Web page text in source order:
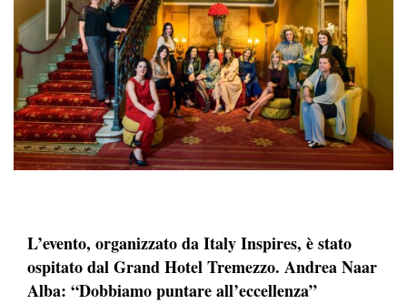
L’evento, organizzato da Italy Inspires, è stato
ospitato dal Grand Hotel Tremezzo. Andrea Naar
Alba: “Dobbiamo puntare all’eccellenza”